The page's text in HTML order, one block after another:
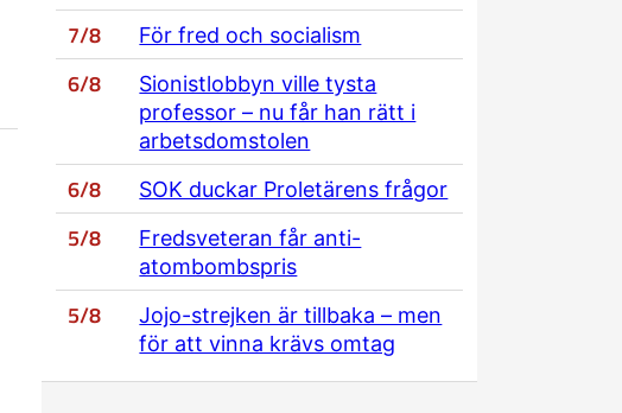
7/8 För fred och socialism
6/8
Sionistlobbyn ville tysta
professor – nu får han rätt i
arbetsdomstolen
6/8 SOK duckar Proletärens frågor
5/8
Fredsveteran får anti-
atombombspris
5/8
Jojo-strejken är tillbaka – men
för att vinna krävs omtag